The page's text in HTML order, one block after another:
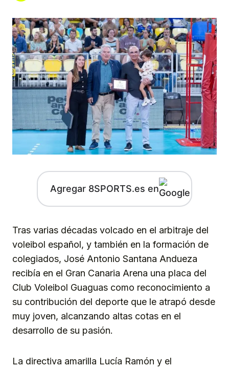
Agregar 8SPORTS.es en
Tras varias décadas volcado en el arbitraje del
voleibol español, y también en la formación de
colegiados, José Antonio Santana Andueza
recibía en el Gran Canaria Arena una placa del
Club Voleibol Guaguas como reconocimiento a
su contribución del deporte que le atrapó desde
muy joven, alcanzando altas cotas en el
desarrollo de su pasión.
La directiva amarilla Lucía Ramón y el